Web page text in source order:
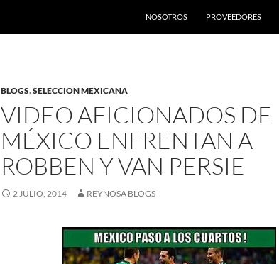
NOSOTROS
PROVEEDORES
BLOGS,SELECCION MEXICANA
VIDEO AFICIONADOS DE
MÉXICO ENFRENTAN A
ROBBEN Y VAN PERSIE
2 JULIO, 2014 REYNOSA BLOGS